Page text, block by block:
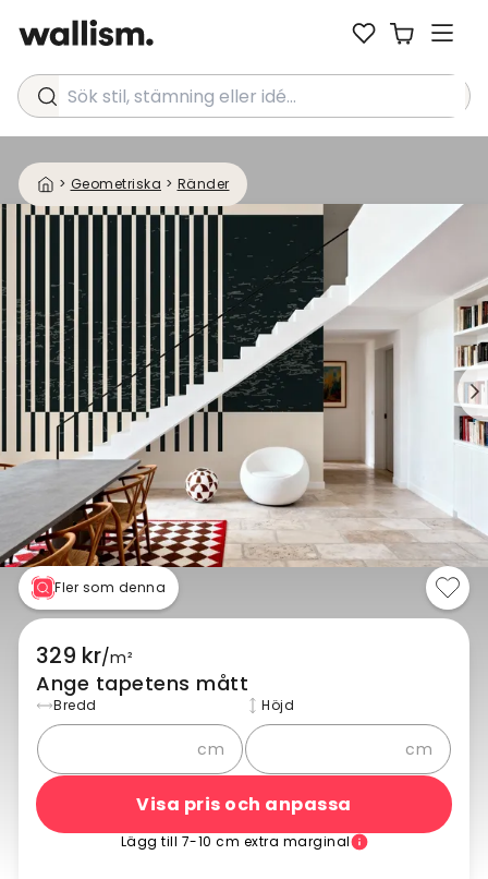
Sök stil, stämning eller idé...
> Geometriska > Ränder
Fler som denna
329 kr/m²
Ange tapetens mått
Bredd
cm
Höjd
cm
Visa pris och anpassa
Lägg till 7-10 cm extra marginal